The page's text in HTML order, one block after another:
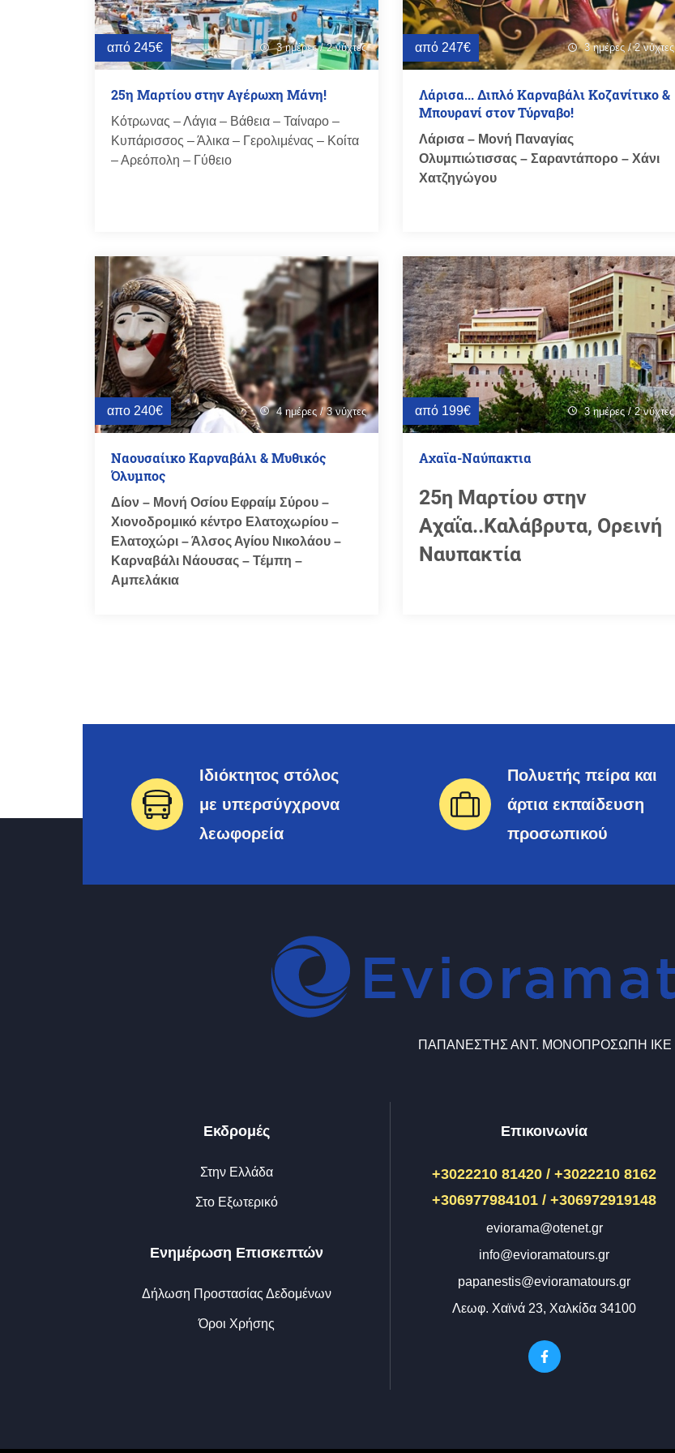
από 245€ schedule 3 ημέρες / 2 νύχτες
25η Μαρτίου στην Αγέρωχη Μάνη!
Κότρωνας – Λάγια – Βάθεια – Ταίναρο –
Κυπάρισσος – Άλικα – Γερολιμένας – Κοίτα
– Αρεόπολη – Γύθειο
από 247€ schedule 3 ημέρες / 2 νύχτες
Λάρισα... Διπλό Καρναβάλι Κοζανίτικο &
Μπουρανί στον Τύρναβο!
Λάρισα – Μονή Παναγίας
Ολυμπιώτισσας – Σαραντάπορο – Χάνι
Χατζηγώγου
απο 240€ schedule 4 ημέρες / 3 νύχτες
Ναουσαίικο Καρναβάλι & Μυθικός
Όλυμπος
Δίον – Μονή Οσίου Εφραίμ Σύρου –
Χιονοδρομικό κέντρο Ελατοχωρίου –
Ελατοχώρι – Άλσος Αγίου Νικολάου –
Καρναβάλι Νάουσας – Τέμπη –
Αμπελάκια
από 199€ schedule 3 ημέρες / 2 νύχτες
Αχαϊα-Ναύπακτια
25η Μαρτίου στην
Αχαΐα..Καλάβρυτα, Ορεινή
Ναυπακτία
Ιδιόκτητος στόλος
με υπερσύγχρονα
λεωφορεία
Πολυετής πείρα και
άρτια εκπαίδευση
προσωπικού
ΠΑΠΑΝΕΣΤΗΣ ΑΝΤ. ΜΟΝΟΠΡΟΣΩΠΗ ΙΚΕ
Εκδρομές
Στην Ελλάδα
Στο Εξωτερικό
Ενημέρωση Επισκεπτών
Δήλωση Προστασίας Δεδομένων
Όροι Χρήσης
Επικοινωνία
+3022210 81420 / +3022210 8162
+306977984101 / +306972919148
eviorama@otenet.gr
info@evioramatours.gr
papanestis@evioramatours.gr
Λεωφ. Χαϊνά 23, Χαλκίδα 34100